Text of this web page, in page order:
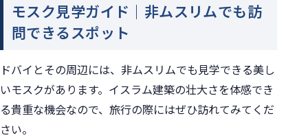
モスク見学ガイド｜非ムスリムでも訪
問できるスポット
ドバイとその周辺には、非ムスリムでも見学できる美し
いモスクがあります。イスラム建築の壮大さを体感でき
る貴重な機会なので、旅行の際にはぜひ訪れてみてくだ
さい。